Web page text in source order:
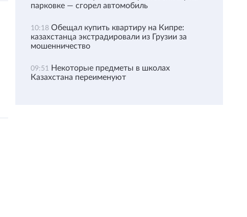
парковке — сгорел автомобиль
10:18 Обещал купить квартиру на Кипре:
казахстанца экстрадировали из Грузии за
мошенничество
09:51 Некоторые предметы в школах
Казахстана переименуют